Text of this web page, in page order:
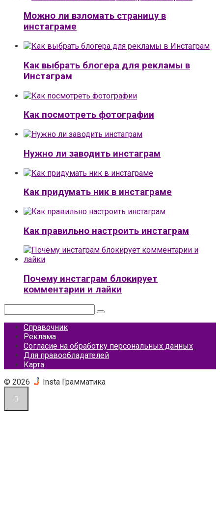
Можно ли взломать страницу в
инстаграме
Как выбрать блогера для рекламы в
Инстаграм
Как посмотреть фотографии
Нужно ли заводить инстаграм
Как придумать ник в инстаграме
Как правильно настроить инстаграм
Почему инстаграм блокирует
комментарии и лайки
Справочник
Реклама
Согласие на обработку персональных данных
Для правообладателей
Карта
© 2026
Insta Грамматика